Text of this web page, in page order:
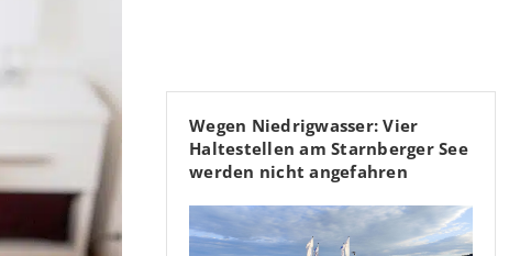
Wegen Niedrigwasser: Vier
Haltestellen am Starnberger See
werden nicht angefahren